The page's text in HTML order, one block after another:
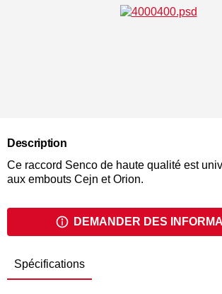
Description
Ce raccord Senco de haute qualité est
aux embouts Cejn et Orion.
DEMANDER DES
Spécifications